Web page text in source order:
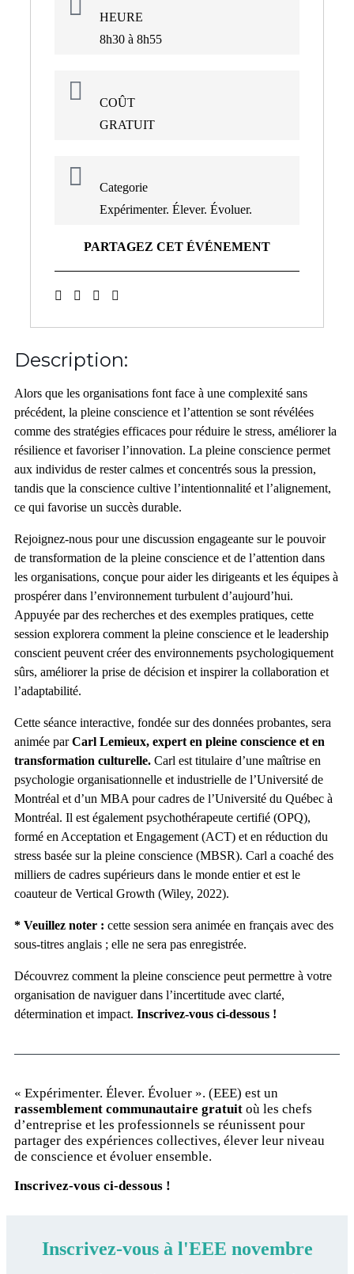
HEURE
8h30 à 8h55
COÛT
GRATUIT
Categorie
Expérimenter. Élever. Évoluer.
PARTAGEZ CET ÉVÉNEMENT
Description:
Alors que les organisations font face à une complexité sans
précédent, la pleine conscience et l’attention se sont révélées
comme des stratégies efficaces pour réduire le stress, améliorer la
résilience et favoriser l’innovation. La pleine conscience permet
aux individus de rester calmes et concentrés sous la pression,
tandis que la conscience cultive l’intentionnalité et l’alignement,
ce qui favorise un succès durable.
Rejoignez-nous pour une discussion engageante sur le pouvoir
de transformation de la pleine conscience et de l’attention dans
les organisations, conçue pour aider les dirigeants et les équipes à
prospérer dans l’environnement turbulent d’aujourd’hui.
Appuyée par des recherches et des exemples pratiques, cette
session explorera comment la pleine conscience et le leadership
conscient peuvent créer des environnements psychologiquement
sûrs, améliorer la prise de décision et inspirer la collaboration et
l’adaptabilité.
Cette séance interactive, fondée sur des données probantes, sera
animée parCarl Lemieux, expert en pleine conscience et en
transformation culturelle. Carl est titulaire d’une maîtrise en
psychologie organisationnelle et industrielle de l’Université de
Montréal et d’un MBA pour cadres de l’Université du Québec à
Montréal. Il est également psychothérapeute certifié (OPQ),
formé en Acceptation et Engagement (ACT) et en réduction du
stress basée sur la pleine conscience (MBSR). Carl a coaché des
milliers de cadres supérieurs dans le monde entier et est le
coauteur de Vertical Growth (Wiley, 2022).
* Veuillez noter : cette session sera animée en français avec des
sous-titres anglais ; elle ne sera pas enregistrée.
Découvrez comment la pleine conscience peut permettre à votre
organisation de naviguer dans l’incertitude avec clarté,
détermination et impact. Inscrivez-vous ci-dessous !
« Expérimenter. Élever. Évoluer ». (EEE) est un
rassemblement communautaire gratuit où les chefs
d’entreprise et les professionnels se réunissent pour
partager des expériences collectives, élever leur niveau
de conscience et évoluer ensemble.
Inscrivez-vous ci-dessous !
Inscrivez-vous à l'EEE novembre